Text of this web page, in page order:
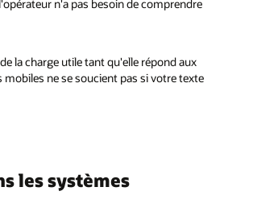
n'a pas besoin de comprendre
la charge utile tant qu'elle répond aux
ne se soucient pas si votre texte
les systèmes